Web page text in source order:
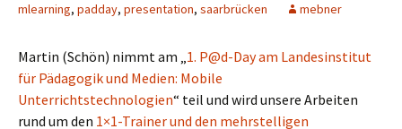
mlearning, padday, presentation, saarbrücken mebner
Martin (Schön) nimmt am „1. P@d-Day am Landesinstitut
für Pädagogik und Medien: Mobile
Unterrichtstechnologien“ teil und wird unsere Arbeiten
rund um den 1×1-Trainer und den mehrstelligen